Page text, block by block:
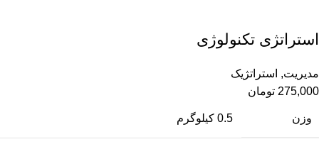
استراتژی تکنولوژی
مدیریت, استراتژیک
275,000 تومان
وزن 0.5 کیلوگرم